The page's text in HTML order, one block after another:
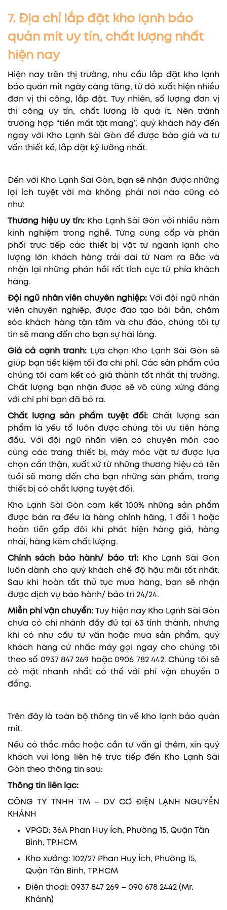
7. Địa chỉ lắp đặt kho lạnh bảo
quản mít uy tín, chất lượng nhất
hiện nay
Hiện nay trên thị trường, nhu cầu lắp đặt kho lạnh
bảo quản mít ngày càng tăng, từ đó xuất hiện nhiều
đơn vị thi công, lắp đặt. Tuy nhiên, số lượng đơn vị
thi công uy tín, chất lượng là quá ít. Nên tránh
trường hợp “tiền mất tật mang”, quý khách hãy đến
ngay với Kho Lạnh Sài Gòn để được báo giá và tư
vấn thiết kế, lắp đặt kỹ lưỡng nhất.
Đến với Kho Lạnh Sài Gòn, bạn sẽ nhận được những
lợi ích tuyệt vời mà không phải nơi nào cũng có
như:
Thương hiệu uy tín: Kho Lạnh Sài Gòn với nhiều năm
kinh nghiệm trong nghề. Từng cung cấp và phân
phối trực tiếp các thiết bị vật tư ngành lạnh cho
lượng lớn khách hàng trải dài từ Nam ra Bắc và
nhận lại những phản hồi rất tích cực từ phía khách
hàng.
Đội ngũ nhân viên chuyên nghiệp: Với đội ngũ nhân
viên chuyên nghiệp, được đào tạo bài bản, chăm
sóc khách hàng tận tâm và chu đáo, chúng tôi tự
tin sẽ mang đến cho bạn sự hài lòng.
Giá cả cạnh tranh: Lựa chọn Kho Lạnh Sài Gòn sẽ
giúp bạn tiết kiệm tối đa chi phí. Các sản phẩm của
chúng tôi cam kết có giá thành tốt nhất thị trường.
Chất lượng bạn nhận được sẽ vô cùng xứng đáng
với chi phí bạn đã bỏ ra.
Chất lượng sản phẩm tuyệt đối: Chất lượng sản
phẩm là yếu tố luôn được chúng tôi ưu tiên hàng
đầu. Với đội ngũ nhân viên có chuyên môn cao
cùng các trang thiết bị, máy móc vật tư được lựa
chọn cẩn thận, xuất xứ từ những thương hiệu có tên
tuổi sẽ mang đến cho bạn những sản phẩm, trang
thiết bị có chất lượng tuyệt đối.
Kho Lạnh Sài Gòn cam kết 100% những sản phẩm
được bán ra đều là hàng chính hãng, 1 đổi 1 hoặc
hoàn tiền gấp đôi khi phát hiện hàng giả, hàng
nhái, hàng kém chất lượng.
Chính sách bảo hành/ bảo trì:Kho Lạnh Sài Gòn
luôn dành cho quý khách chế độ hậu mãi tốt nhất.
Sau khi hoàn tất thủ tục mua hàng, bạn sẽ nhận
được dịch vụ bảo hành/ bảo trì 24/24.
Miễn phí vận chuyển: Tuy hiện nay Kho Lạnh Sài Gòn
chưa có chi nhánh đầy đủ tại 63 tỉnh thành, nhưng
khi có nhu cầu tư vấn hoặc mua sản phẩm, quý
khách hàng cứ nhấc máy gọi ngay cho chúng tôi
theo số 0937 847 269 hoặc 0906 782 442. Chúng tôi sẽ
có mặt nhanh nhất có thể với phí vận chuyển 0
đồng.
Trên đây là toàn bộ thông tin về kho lạnh bảo quản
mít.
Nếu có thắc mắc hoặc cần tư vấn gì thêm, xin quý
khách vui lòng liên hệ trực tiếp đến Kho Lạnh Sài
Gòn theo thông tin sau:
Thông tin liên lạc:
CÔNG TY TNHH TM – DV CƠ ĐIỆN LẠNH NGUYỄN
KHÁNH
VPGD: 36A Phan Huy Ích, Phường 15, Quận Tân
Bình, TP.HCM
Kho xưởng: 102/27 Phan Huy Ích, Phường 15,
Quận Tân Bình, TP.HCM
Điện thoại: 0937 847 269 – 090 678 2442 (Mr.
Khánh)